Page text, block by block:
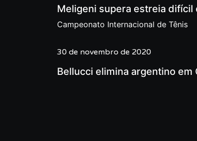
Meligeni supera estreia difícil
Campeonato Internacional de Tênis
30 de novembro de 2020
Bellucci elimina argentino